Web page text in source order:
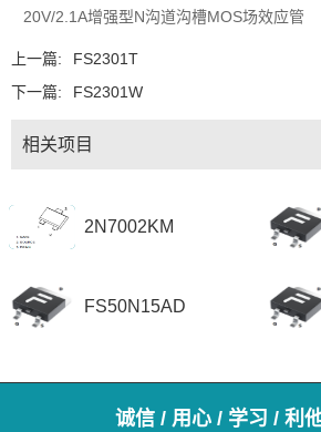
20V/2.1A增强型N沟道沟槽MOS场效应管
上一篇:
FS2301T
下一篇:
FS2301W
相关项目
2N7002KM
FS50N15AD
诚信 / 用心 / 学习 / 利